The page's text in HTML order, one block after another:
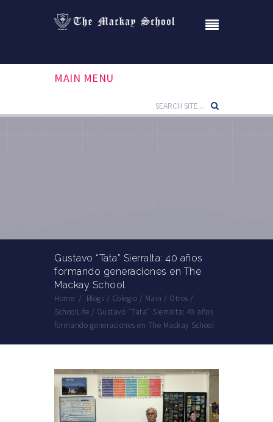
MAIN MENU
Gustavo “Tata” Sierralta: 40 años
formando generaciones en The
Mackay School
Home / Blogs / Colegio / Main / Otros /
SchoolLife / Gustavo “Tata” Sierralta: 40 años
formando generaciones en The Mackay School